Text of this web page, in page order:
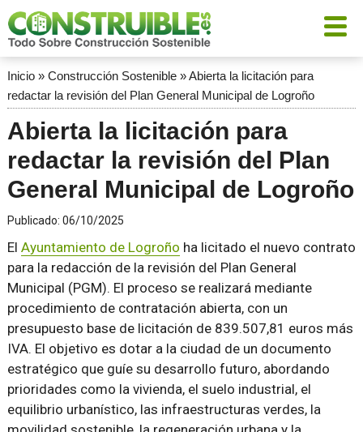
Inicio» Construcción Sostenible»Abierta la licitación para
redactar la revisión del Plan General Municipal de Logroño
Abierta la licitación para
redactar la revisión del Plan
General Municipal de Logroño
Publicado: 06/10/2025
El Ayuntamiento de Logroño ha licitado el nuevo contrato
para la redacción de la revisión del Plan General
Municipal (PGM). El proceso se realizará mediante
procedimiento de contratación abierta, con un
presupuesto base de licitación de 839.507,81 euros más
IVA. El objetivo es dotar a la ciudad de un documento
estratégico que guíe su desarrollo futuro, abordando
prioridades como la vivienda, el suelo industrial, el
equilibrio urbanístico, las infraestructuras verdes, la